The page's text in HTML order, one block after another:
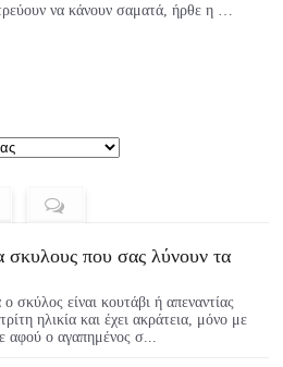
να κάνουν σαματά, ήρθε η …
σκυλους που σας λύνουν τα
σκύλος είναι κουτάβι ή απεναντίας
ηλικία και έχει ακράτεια, μόνο με
αφού ο αγαπημένος σ...